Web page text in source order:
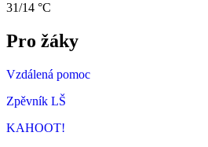
31/14 °C
Pro žáky
Vzdálená pomoc
Zpěvník LŠ
KAHOOT!